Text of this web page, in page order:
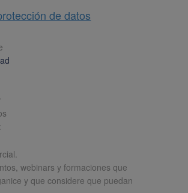
de datos
webinars y formaciones que
y que considere que puedan